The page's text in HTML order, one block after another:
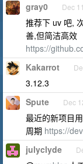
gray0 Dec
推荐下 uv 吧,
善,但简洁高效
https://
Kakarrot
3.12.3
Spute Dec
最近的新项目
周期 https://
julyclyde